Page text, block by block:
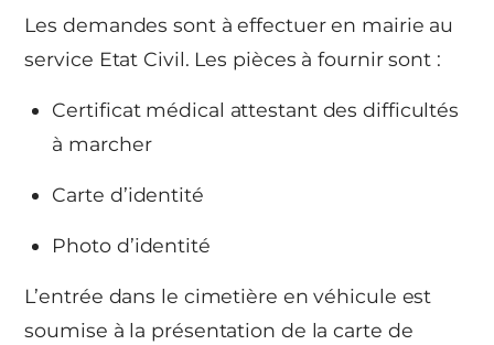
Les demandes sont à effectuer en mairie au
service Etat Civil. Les pièces à fournir sont :
Certificat médical attestant des difficultés
à marcher
Carte d’identité
Photo d’identité
L’entrée dans le cimetière en véhicule est
soumise à la présentation de la carte de